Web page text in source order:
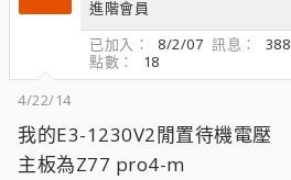
進階會員
已加入
8/2/07 訊息 388
點數
18
4/22/14
我的E3-1230V2閒置待機電壓
主板為Z77 pro4-m